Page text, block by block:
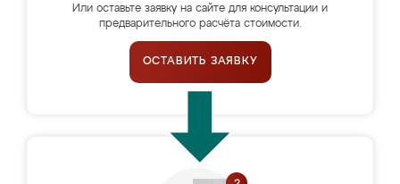
Или оставьте заявку на сайте для консультации и
предварительного расчёта стоимости.
ОСТАВИТЬ ЗАЯВКУ